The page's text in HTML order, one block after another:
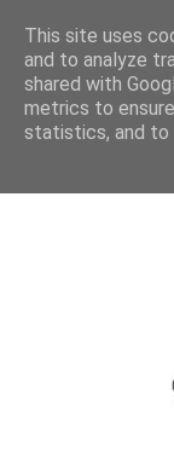
This site uses
and to analyze
shared with
metrics to
statistics, and to